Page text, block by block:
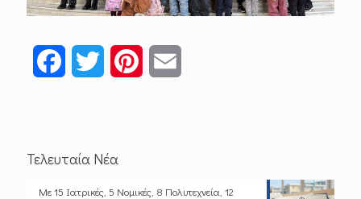
FacebookTwitter Pinterest
Τελευταία Νέα
Με 15 Ιατρικές, 5 Νομικές, 8 Πολυτεχνεία, 12